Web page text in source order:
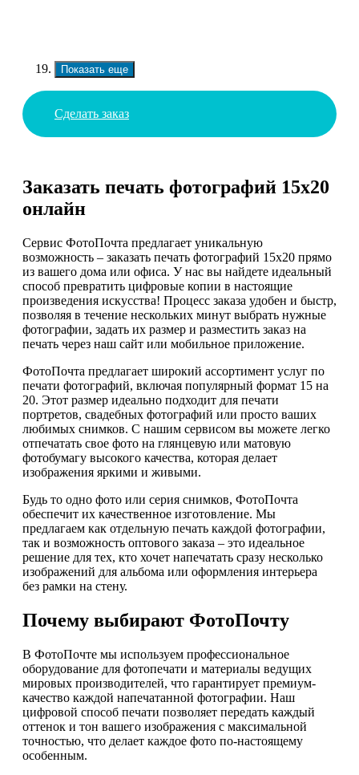
Показать еще
Сделать заказ
Заказать печать фотографий 15х20
онлайн
Сервис ФотоПочта предлагает уникальную
возможность – заказать печать фотографий 15х20 прямо
из вашего дома или офиса. У нас вы найдете идеальный
способ превратить цифровые копии в настоящие
произведения искусства! Процесс заказа удобен и быстр,
позволяя в течение нескольких минут выбрать нужные
фотографии, задать их размер и разместить заказ на
печать через наш сайт или мобильное приложение.
ФотоПочта предлагает широкий ассортимент услуг по
печати фотографий, включая популярный формат 15 на
20. Этот размер идеально подходит для печати
портретов, свадебных фотографий или просто ваших
любимых снимков. С нашим сервисом вы можете легко
отпечатать свое фото на глянцевую или матовую
фотобумагу высокого качества, которая делает
изображения яркими и живыми.
Будь то одно фото или серия снимков, ФотоПочта
обеспечит их качественное изготовление. Мы
предлагаем как отдельную печать каждой фотографии,
так и возможность оптового заказа – это идеальное
решение для тех, кто хочет напечатать сразу несколько
изображений для альбома или оформления интерьера
без рамки на стену.
Почему выбирают ФотоПочту
В ФотоПочте мы используем профессиональное
оборудование для фотопечати и материалы ведущих
мировых производителей, что гарантирует премиум-
качество каждой напечатанной фотографии. Наш
цифровой способ печати позволяет передать каждый
оттенок и тон вашего изображения с максимальной
точностью, что делает каждое фото по-настоящему
особенным.